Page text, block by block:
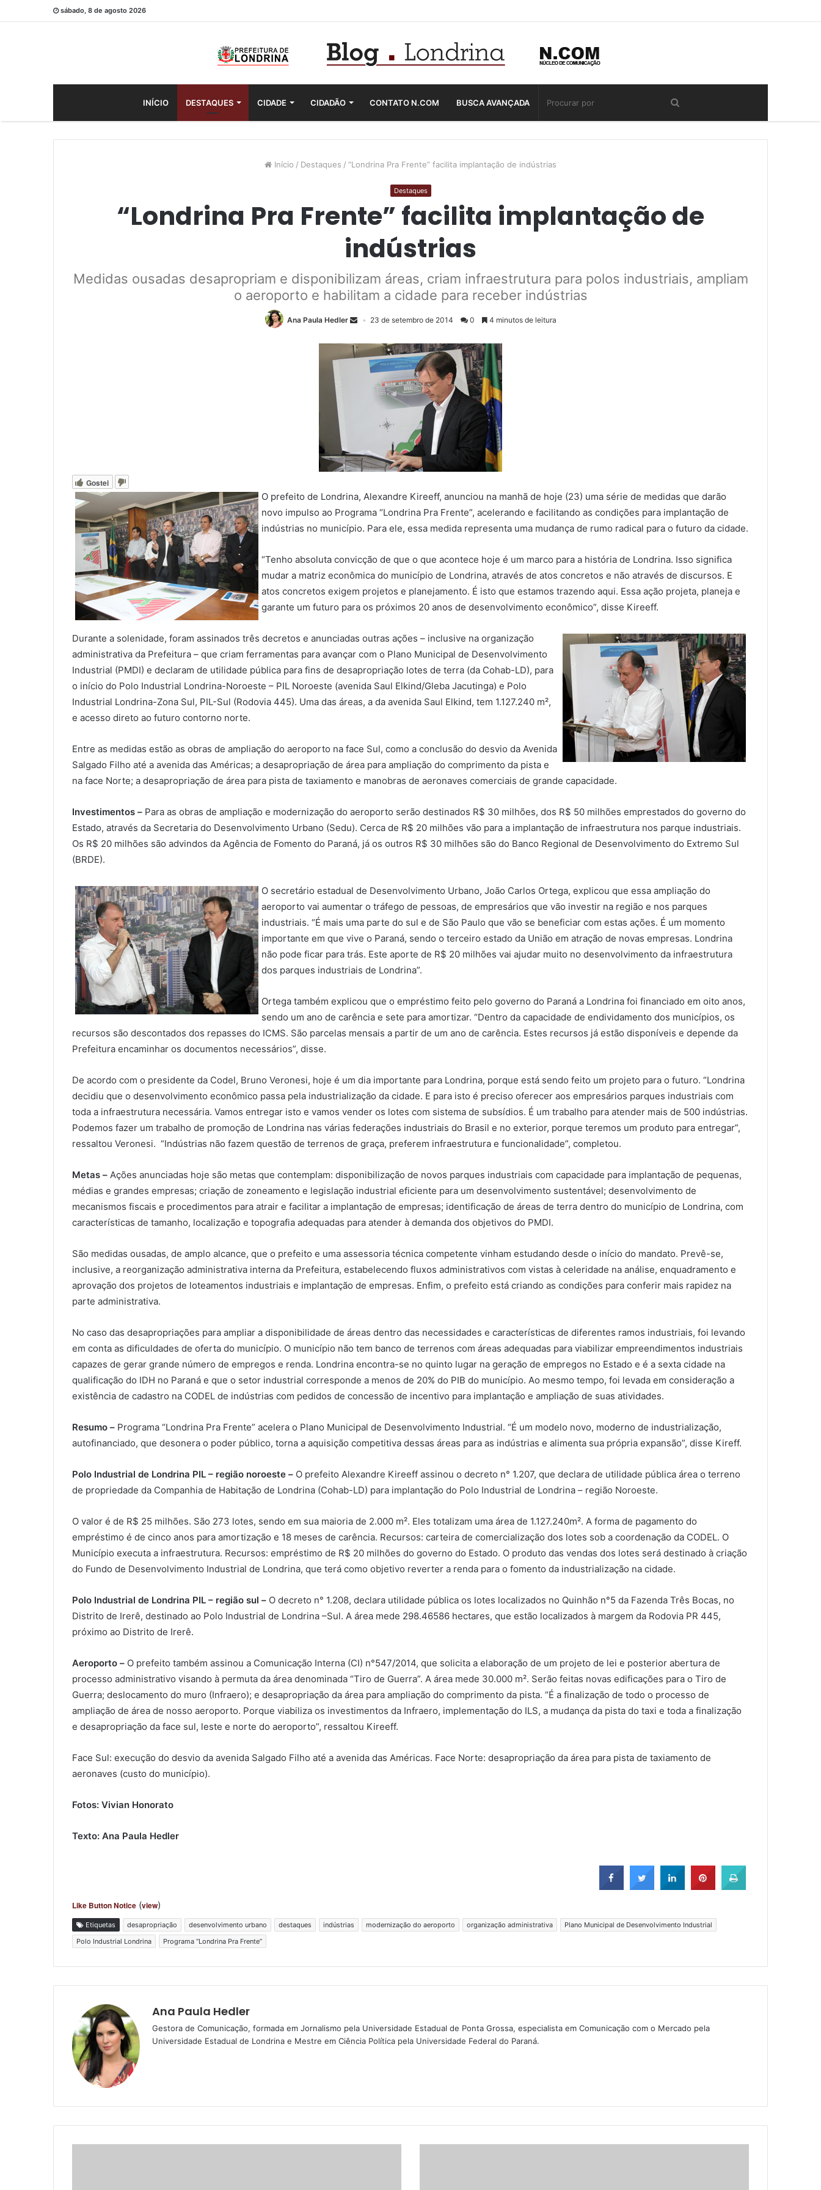
sábado, 8 de agosto 2026
INÍCIO DESTAQUES CIDADE CIDADÃO CONTATO N.COM BUSCA AVANÇADA
Início / Destaques / “Londrina Pra Frente” facilita implantação de indústrias
Destaques
“Londrina Pra Frente” facilita implantação de
indústrias
Medidas ousadas desapropriam e disponibilizam áreas, criam infraestrutura para polos industriais, ampliam
o aeroporto e habilitam a cidade para receber indústrias
Ana Paula Hedler 23 de setembro de 2014 0 4 minutos de leitura
Gostei
O prefeito de Londrina, Alexandre Kireeff, anunciou na manhã de hoje (23) uma série de medidas que darão
novo impulso ao Programa “Londrina Pra Frente”, acelerando e facilitando as condições para implantação de
indústrias no município. Para ele, essa medida representa uma mudança de rumo radical para o futuro da cidade.
“Tenho absoluta convicção de que o que acontece hoje é um marco para a história de Londrina. Isso significa
mudar a matriz econômica do município de Londrina, através de atos concretos e não através de discursos. E
atos concretos exigem projetos e planejamento. É isto que estamos trazendo aqui. Essa ação projeta, planeja e
garante um futuro para os próximos 20 anos de desenvolvimento econômico”, disse Kireeff.
Durante a solenidade, foram assinados três decretos e anunciadas outras ações – inclusive na organização
administrativa da Prefeitura – que criam ferramentas para avançar com o Plano Municipal de Desenvolvimento
Industrial (PMDI) e declaram de utilidade pública para fins de desapropriação lotes de terra (da Cohab-LD), para
o início do Polo Industrial Londrina-Noroeste – PIL Noroeste (avenida Saul Elkind/Gleba Jacutinga) e Polo
Industrial Londrina-Zona Sul, PIL-Sul (Rodovia 445). Uma das áreas, a da avenida Saul Elkind, tem 1.127.240 m²,
e acesso direto ao futuro contorno norte.
Entre as medidas estão as obras de ampliação do aeroporto na face Sul, como a conclusão do desvio da Avenida
Salgado Filho até a avenida das Américas; a desapropriação de área para ampliação do comprimento da pista e
na face Norte; a desapropriação de área para pista de taxiamento e manobras de aeronaves comerciais de grande capacidade.
Investimentos – Para as obras de ampliação e modernização do aeroporto serão destinados R$ 30 milhões, dos R$ 50 milhões emprestados do governo do
Estado, através da Secretaria do Desenvolvimento Urbano (Sedu). Cerca de R$ 20 milhões vão para a implantação de infraestrutura nos parque industriais.
Os R$ 20 milhões são advindos da Agência de Fomento do Paraná, já os outros R$ 30 milhões são do Banco Regional de Desenvolvimento do Extremo Sul
(BRDE).
O secretário estadual de Desenvolvimento Urbano, João Carlos Ortega, explicou que essa ampliação do
aeroporto vai aumentar o tráfego de pessoas, de empresários que vão investir na região e nos parques
industriais. “É mais uma parte do sul e de São Paulo que vão se beneficiar com estas ações. É um momento
importante em que vive o Paraná, sendo o terceiro estado da União em atração de novas empresas. Londrina
não pode ficar para trás. Este aporte de R$ 20 milhões vai ajudar muito no desenvolvimento da infraestrutura
dos parques industriais de Londrina”.
Ortega também explicou que o empréstimo feito pelo governo do Paraná a Londrina foi financiado em oito anos,
sendo um ano de carência e sete para amortizar. “Dentro da capacidade de endividamento dos municípios, os
recursos são descontados dos repasses do ICMS. São parcelas mensais a partir de um ano de carência. Estes recursos já estão disponíveis e depende da
Prefeitura encaminhar os documentos necessários”, disse.
De acordo com o presidente da Codel, Bruno Veronesi, hoje é um dia importante para Londrina, porque está sendo feito um projeto para o futuro. “Londrina
decidiu que o desenvolvimento econômico passa pela industrialização da cidade. E para isto é preciso oferecer aos empresários parques industriais com
toda a infraestrutura necessária. Vamos entregar isto e vamos vender os lotes com sistema de subsídios. É um trabalho para atender mais de 500 indústrias.
Podemos fazer um trabalho de promoção de Londrina nas várias federações industriais do Brasil e no exterior, porque teremos um produto para entregar”,
ressaltou Veronesi. “Indústrias não fazem questão de terrenos de graça, preferem infraestrutura e funcionalidade”, completou.
Metas – Ações anunciadas hoje são metas que contemplam: disponibilização de novos parques industriais com capacidade para implantação de pequenas,
médias e grandes empresas; criação de zoneamento e legislação industrial eficiente para um desenvolvimento sustentável; desenvolvimento de
mecanismos fiscais e procedimentos para atrair e facilitar a implantação de empresas; identificação de áreas de terra dentro do município de Londrina, com
características de tamanho, localização e topografia adequadas para atender à demanda dos objetivos do PMDI.
São medidas ousadas, de amplo alcance, que o prefeito e uma assessoria técnica competente vinham estudando desde o início do mandato. Prevê-se,
inclusive, a reorganização administrativa interna da Prefeitura, estabelecendo fluxos administrativos com vistas à celeridade na análise, enquadramento e
aprovação dos projetos de loteamentos industriais e implantação de empresas. Enfim, o prefeito está criando as condições para conferir mais rapidez na
parte administrativa.
No caso das desapropriações para ampliar a disponibilidade de áreas dentro das necessidades e características de diferentes ramos industriais, foi levando
em conta as dificuldades de oferta do município. O município não tem banco de terrenos com áreas adequadas para viabilizar empreendimentos industriais
capazes de gerar grande número de empregos e renda. Londrina encontra-se no quinto lugar na geração de empregos no Estado e é a sexta cidade na
qualificação do IDH no Paraná e que o setor industrial corresponde a menos de 20% do PIB do município. Ao mesmo tempo, foi levada em consideração a
existência de cadastro na CODEL de indústrias com pedidos de concessão de incentivo para implantação e ampliação de suas atividades.
Resumo – Programa “Londrina Pra Frente” acelera o Plano Municipal de Desenvolvimento Industrial. “É um modelo novo, moderno de industrialização,
autofinanciado, que desonera o poder público, torna a aquisição competitiva dessas áreas para as indústrias e alimenta sua própria expansão”, disse Kireff.
Polo Industrial de Londrina PIL – região noroeste – O prefeito Alexandre Kireeff assinou o decreto n° 1.207, que declara de utilidade pública área o terreno
de propriedade da Companhia de Habitação de Londrina (Cohab-LD) para implantação do Polo Industrial de Londrina – região Noroeste.
O valor é de R$ 25 milhões. São 273 lotes, sendo em sua maioria de 2.000 m². Eles totalizam uma área de 1.127.240m². A forma de pagamento do
empréstimo é de cinco anos para amortização e 18 meses de carência. Recursos: carteira de comercialização dos lotes sob a coordenação da CODEL. O
Município executa a infraestrutura. Recursos: empréstimo de R$ 20 milhões do governo do Estado. O produto das vendas dos lotes será destinado à criação
do Fundo de Desenvolvimento Industrial de Londrina, que terá como objetivo reverter a renda para o fomento da industrialização na cidade.
Polo Industrial de Londrina PIL – região sul – O decreto n° 1.208, declara utilidade pública os lotes localizados no Quinhão n°5 da Fazenda Três Bocas, no
Distrito de Irerê, destinado ao Polo Industrial de Londrina –Sul. A área mede 298.46586 hectares, que estão localizados à margem da Rodovia PR 445,
próximo ao Distrito de Irerê.
Aeroporto – O prefeito também assinou a Comunicação Interna (CI) n°547/2014, que solicita a elaboração de um projeto de lei e posterior abertura de
processo administrativo visando à permuta da área denominada “Tiro de Guerra”. A área mede 30.000 m². Serão feitas novas edificações para o Tiro de
Guerra; deslocamento do muro (Infraero); e desapropriação da área para ampliação do comprimento da pista. “É a finalização de todo o processo de
ampliação de área de nosso aeroporto. Porque viabiliza os investimentos da Infraero, implementação do ILS, a mudança da pista do taxi e toda a finalização
e desapropriação da face sul, leste e norte do aeroporto”, ressaltou Kireeff.
Face Sul: execução do desvio da avenida Salgado Filho até a avenida das Américas. Face Norte: desapropriação da área para pista de taxiamento de
aeronaves (custo do município).
Fotos: Vivian Honorato
Texto: Ana Paula Hedler
Like Button Notice (view)
Etiquetas desapropriação desenvolvimento urbano destaques indústrias modernização do aeroporto organização administrativa
Plano Municipal de Desenvolvimento Industrial
Polo Industrial Londrina
Programa “Londrina Pra Frente”
Ana Paula Hedler
Gestora de Comunicação, formada em Jornalismo pela Universidade Estadual de Ponta Grossa, especialista em Comunicação com o Mercado pela
Universidade Estadual de Londrina e Mestre em Ciência Política pela Universidade Federal do Paraná.
COMPARTILHAMENTOS